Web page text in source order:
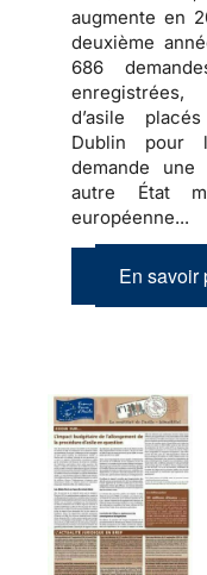
augmente en
deuxième
686
d’asile
Dublin pour
demande
autre État
européenne...
En savoir